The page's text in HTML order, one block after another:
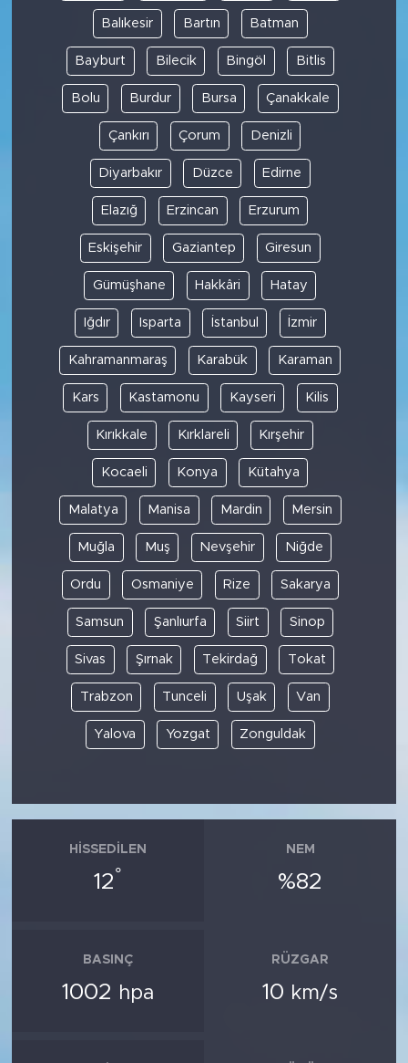
Balıkesir Bartın Batman
Bayburt Bilecik Bingöl Bitlis
Bolu Burdur Bursa Çanakkale
Çankırı Çorum Denizli
Diyarbakır Düzce Edirne
Elazığ Erzincan Erzurum
Eskişehir Gaziantep Giresun
Gümüşhane Hakkâri Hatay
Iğdır Isparta İstanbul İzmir
Kahramanmaraş Karabük Karaman
Kars Kastamonu Kayseri Kilis
Kırıkkale Kırklareli Kırşehir
Kocaeli Konya Kütahya
Malatya Manisa Mardin Mersin
Muğla Muş Nevşehir Niğde
Ordu Osmaniye Rize Sakarya
Samsun Şanlıurfa Siirt Sinop
Sivas Şırnak Tekirdağ Tokat
Trabzon Tunceli Uşak Van
Yalova Yozgat Zonguldak
HISSEDILEN
12°
NEM
%82
BASINÇ
1002 hpa
RÜZGAR
10 km/s